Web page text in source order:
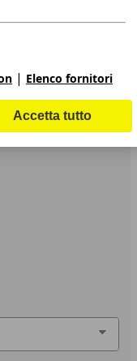
| Elenco fornitori
Accetta tutto